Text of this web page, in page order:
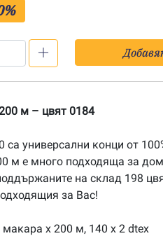
м – цвят 0184
са универсални конци от
м е много подходяща за
на склад 198
за Вас!
макара х 200 м, 140 x 2 dtex